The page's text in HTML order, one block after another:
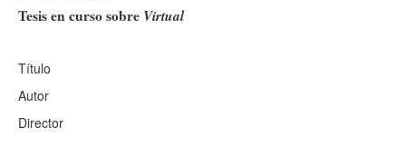
Tesis en curso sobre Virtual
Título
Autor
Director